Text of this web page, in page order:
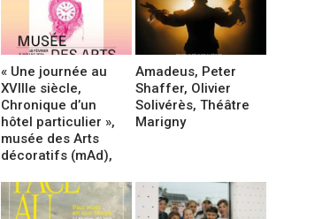
« Une journée au
XVIIIe siècle,
Chronique d’un
hôtel particulier »,
musée des Arts
décoratifs (mAd),
Amadeus, Peter
Shaffer, Olivier
Solivérès, Théâtre
Marigny